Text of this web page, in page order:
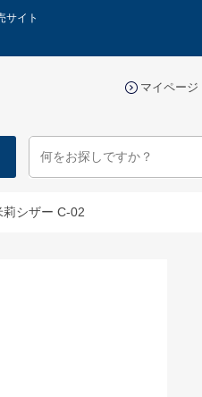
サイト
マイページ
莉シザー C-02